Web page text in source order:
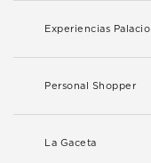
Experiencias Palacio
Personal Shopper
La Gaceta